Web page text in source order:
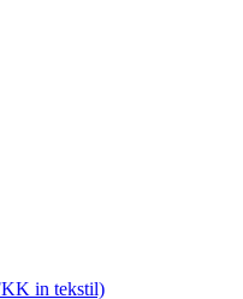
in tekstil)